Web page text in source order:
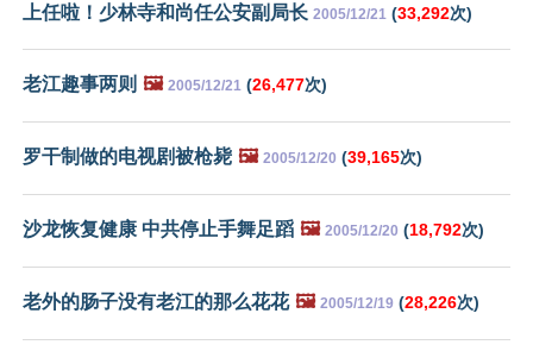
上任啦！少林寺和尚任公安副局长 2005/12/21 (33,292次)
老江趣事两则 🖼️ 2005/12/21 (26,477次)
罗干制做的电视剧被枪毙 🖼️ 2005/12/20 (39,165次)
沙龙恢复健康 中共停止手舞足蹈 🖼️ 2005/12/20 (18,792次)
老外的肠子没有老江的那么花花 🖼️ 2005/12/19 (28,226次)